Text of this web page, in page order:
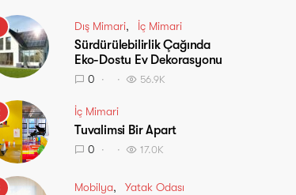
Dış Mimari İç Mimari
Sürdürülebilirlik Çağında
Eko-Dostu Ev Dekorasyonu
0 56.9K
İç Mimari
Tuvalimsi Bir Apart
0 17.0K
Mobilya Yatak Odası